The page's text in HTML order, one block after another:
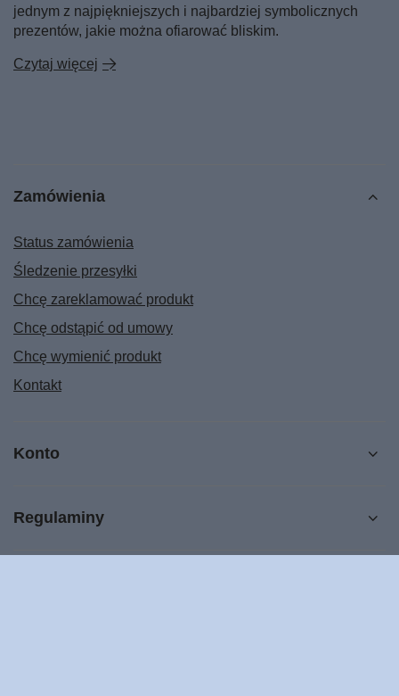
jednym z najpiękniejszych i najbardziej symbolicznych
prezentów, jakie można ofiarować bliskim.
Czytaj więcej
Zamówienia
Status zamówienia
Śledzenie przesyłki
Chcę zareklamować produkt
Chcę odstąpić od umowy
Chcę wymienić produkt
Kontakt
Konto
Regulaminy